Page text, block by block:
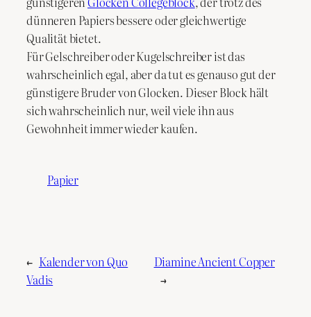
dünneren Papiers bessere oder gleichwertige
Qualität bietet.
Für Gelschreiber oder Kugelschreiber ist das
wahrscheinlich egal, aber da tut es genauso gut der
günstigere Bruder von Glocken. Dieser Block hält
sich wahrscheinlich nur, weil viele ihn aus
Gewohnheit immer wieder kaufen.
Papier
← Kalender von Quo
Vadis
Diamine Ancient Copper
→